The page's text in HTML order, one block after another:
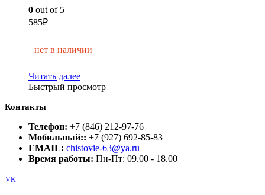
0 out of 5
585₽
нет в наличии
Читать далее
Быстрый просмотр
Контакты
Телефон: +7 (846) 212-97-76
Мобильный:: +7 (927) 692-85-83
EMAIL: chistovie-63@ya.ru
Время работы: Пн-Пт: 09.00 - 18.00
VK